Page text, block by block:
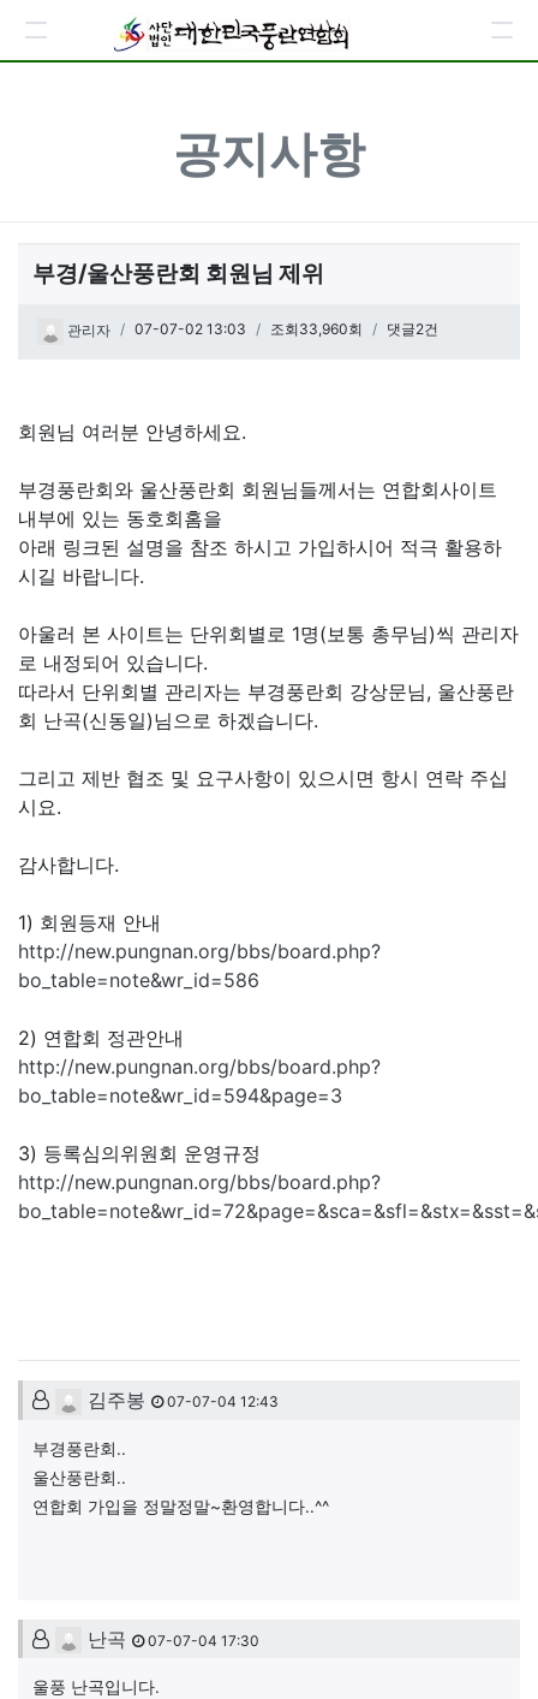
공지사항
부경/울산풍란회 회원님 제위
페이지 정보
관리자 작성일
07-07-02 13:03 조회33,960회 댓글2건
본문
회원님 여러분 안녕하세요.
부경풍란회와 울산풍란회 회원님들께서는 연합회사이트
내부에 있는 동호회홈을
아래 링크된 설명을 참조 하시고 가입하시어 적극 활용하
시길 바랍니다.
아울러 본 사이트는 단위회별로 1명(보통 총무님)씩 관리자
로 내정되어 있습니다.
따라서 단위회별 관리자는 부경풍란회 강상문님, 울산풍란
회 난곡(신동일)님으로 하겠습니다.
그리고 제반 협조 및 요구사항이 있으시면 항시 연락 주십
시요.
감사합니다.
1) 회원등재 안내
http://new.pungnan.org/bbs/board.php?
bo_table=note&wr_id=586
2) 연합회 정관안내
http://new.pungnan.org/bbs/board.php?
bo_table=note&wr_id=594&page=3
3) 등록심의위원회 운영규정
http://new.pungnan.org/bbs/board.php?
댓글목록
김주봉님의 댓글
김주봉 07-07-04 12:43
부경풍란회..
울산풍란회..
연합회 가입을 정말정말~환영합니다..^^
난곡님의 댓글
난곡 07-07-04 17:30
울풍 난곡입니다.